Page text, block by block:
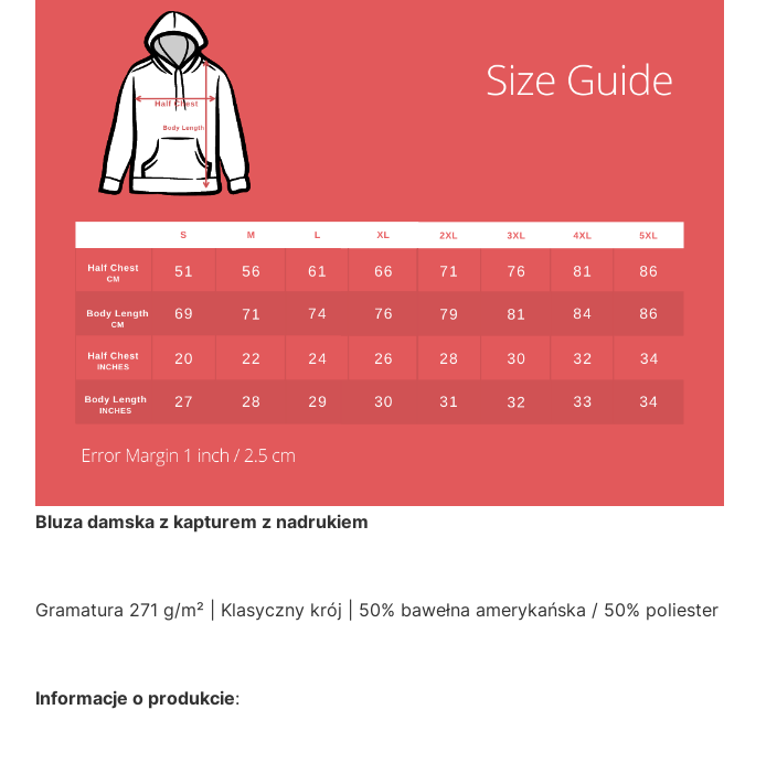
Bluza damska z kapturem z nadrukiem
Gramatura 271 g/m² | Klasyczny krój | 50% bawełna amerykańska / 50% poliester
Informacje o produkcie: